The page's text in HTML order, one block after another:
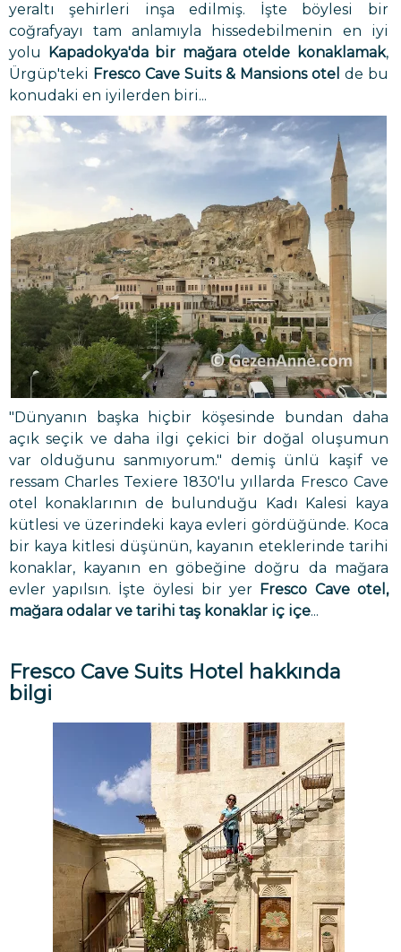
yeraltı şehirleri inşa edilmiş. İşte böylesi bir
coğrafyayı tam anlamıyla hissedebilmenin en iyi
yolu
Kapadokya'da bir mağara otelde konaklamak,
Ürgüp'teki Fresco Cave Suits & Mansions otel de bu
konudaki en iyilerden biri...
"Dünyanın başka hiçbir köşesinde bundan daha
açık seçik ve daha ilgi çekici bir doğal oluşumun
var olduğunu sanmıyorum." demiş ünlü kaşif ve
ressam Charles Texiere 1830'lu yıllarda Fresco Cave
otel konaklarının de bulunduğu Kadı Kalesi kaya
kütlesi ve üzerindeki kaya evleri gördüğünde. Koca
bir kaya kitlesi düşünün, kayanın eteklerinde tarihi
konaklar, kayanın en göbeğine doğru da mağara
evler yapılsın. İşte öylesi bir yer Fresco Cave otel,
mağara odalar ve tarihi taş konaklar iç içe...
Fresco Cave Suits Hotel hakkında
bilgi